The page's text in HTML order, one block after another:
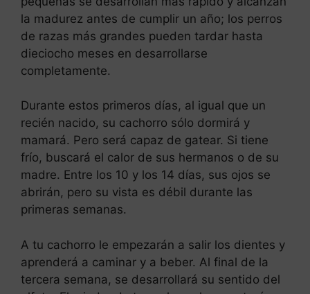
la madurez antes de cumplir un año; los perros
de razas más grandes pueden tardar hasta
dieciocho meses en desarrollarse
completamente.
Durante estos primeros días, al igual que un
recién nacido, su cachorro sólo dormirá y
mamará. Pero será capaz de gatear. Si tiene
frío, buscará el calor de sus hermanos o de su
madre. Entre los 10 y los 14 días, sus ojos se
abrirán, pero su vista es débil durante las
primeras semanas.
A tu cachorro le empezarán a salir los dientes y
aprenderá a caminar y a beber. Al final de la
tercera semana, se desarrollará su sentido del